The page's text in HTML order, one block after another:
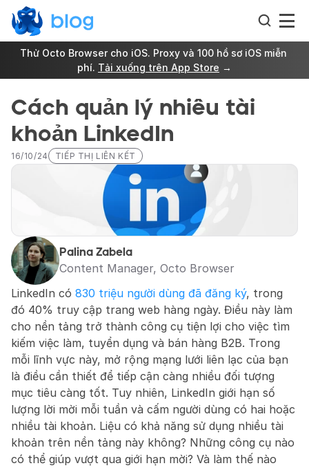
Thử Octo Browser cho iOS. Proxy và 100 hồ sơ iOS miễn
phí. Tải xuống trên App Store →
Cách quản lý nhiều tài
khoản LinkedIn
16/10/24 TIẾP THỊ LIÊN KẾT
Palina Zabela
Content Manager, Octo Browser
LinkedIn có 830 triệu người dùng đã đăng ký, trong
đó 40% truy cập trang web hàng ngày. Điều này làm
cho nền tảng trở thành công cụ tiện lợi cho việc tìm
kiếm việc làm, tuyển dụng và bán hàng B2B. Trong
mỗi lĩnh vực này, mở rộng mạng lưới liên lạc của bạn
là điều cần thiết để tiếp cận càng nhiều đối tượng
mục tiêu càng tốt. Tuy nhiên, LinkedIn giới hạn số
lượng lời mời mỗi tuần và cấm người dùng có hai hoặc
nhiều tài khoản. Liệu có khả năng sử dụng nhiều tài
khoản trên nền tảng này không? Những công cụ nào
có thể giúp vượt qua giới hạn mời? Và làm thế nào